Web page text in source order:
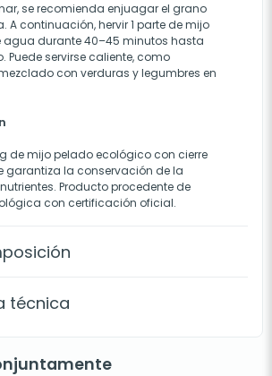
se recomienda enjuagar el grano
A continuación, hervir 1 parte de mijo
agua durante 40–45 minutos hasta
Puede servirse caliente, como
con verduras y legumbres en
de mijo pelado ecológico con cierre
garantiza la conservación de la
Producto procedente de
con certificación oficial.
técnica